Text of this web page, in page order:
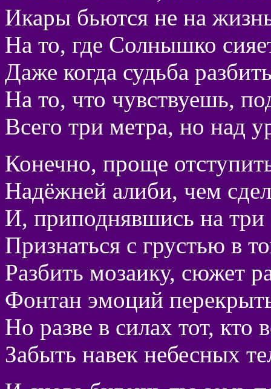
Икары бьются не на
На то, где Солнышко
Даже когда судьба
На то, что чувствуешь,
Всего три метра, но над
Конечно, проще
Надёжней алиби, чем
И, приподнявшись на три
Признаться с грустью в
Разбить мозаику, сюжет
Фонтан эмоций
Но разве в силах тот, кто
Забыть навек небесных